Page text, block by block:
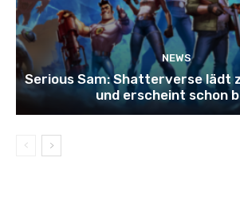
NEWS
Serious Sam: Shatterverse lädt
und erscheint schon